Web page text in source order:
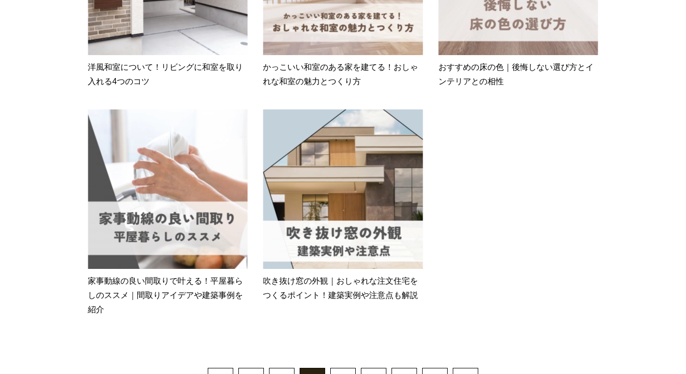
洋風和室について！リビングに和室を取り
入れる4つのコツ
かっこいい和室のある家を建てる！おしゃ
れな和室の魅力とつくり方
おすすめの床の色｜後悔しない選び方とイ
ンテリアとの相性
家事動線の良い間取りで叶える！平屋暮ら
しのススメ｜間取りアイデアや建築事例を
紹介
吹き抜け窓の外観｜おしゃれな注文住宅を
つくるポイント！建築実例や注意点も解説